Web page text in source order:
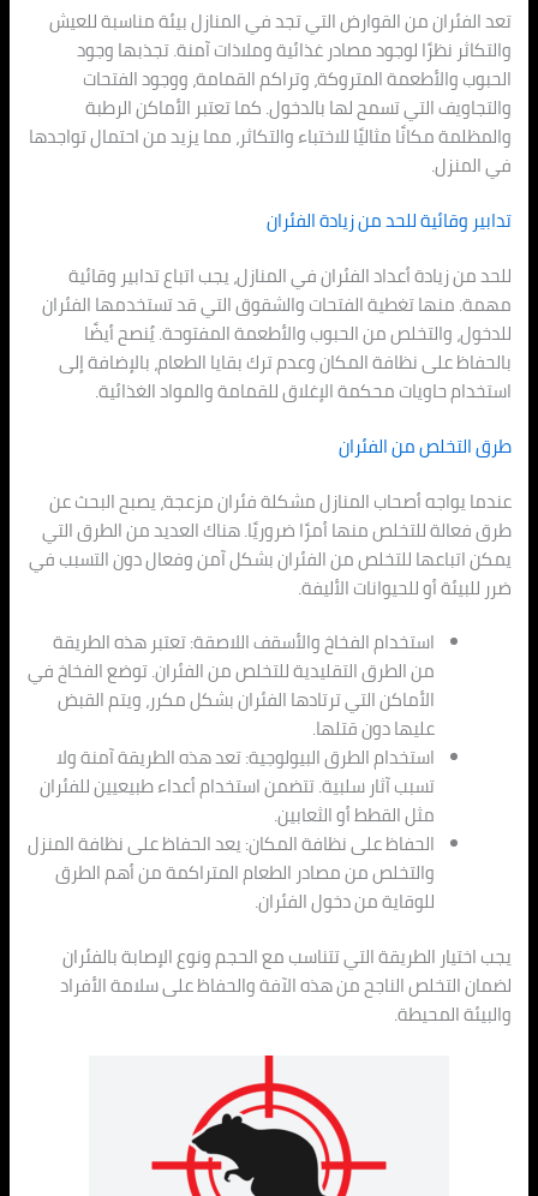
تعد الفئران من القوارض التي تجد في المنازل بيئة مناسبة للعيش
والتكاثر نظرًا لوجود مصادر غذائية وملاذات آمنة. تجذبها وجود
الحبوب والأطعمة المتروكة، وتراكم القمامة، ووجود الفتحات
والتجاويف التي تسمح لها بالدخول. كما تعتبر الأماكن الرطبة
والمظلمة مكانًا مثاليًا للاختباء والتكاثر، مما يزيد من احتمال تواجدها
في المنزل.
تدابير وقائية للحد من زيادة الفئران
للحد من زيادة أعداد الفئران في المنازل، يجب اتباع تدابير وقائية
مهمة. منها تغطية الفتحات والشقوق التي قد تستخدمها الفئران
للدخول، والتخلص من الحبوب والأطعمة المفتوحة. يُنصح أيضًا
بالحفاظ على نظافة المكان وعدم ترك بقايا الطعام، بالإضافة إلى
استخدام حاويات محكمة الإغلاق للقمامة والمواد الغذائية.
طرق التخلص من الفئران
عندما يواجه أصحاب المنازل مشكلة فئران مزعجة، يصبح البحث عن
طرق فعالة للتخلص منها أمرًا ضروريًا. هناك العديد من الطرق التي
يمكن اتباعها للتخلص من الفئران بشكل آمن وفعال دون التسبب في
ضرر للبيئة أو للحيوانات الأليفة.
استخدام الفخاخ والأسقف اللاصقة: تعتبر هذه الطريقة
من الطرق التقليدية للتخلص من الفئران. توضع الفخاخ في
الأماكن التي ترتادها الفئران بشكل مكرر، ويتم القبض
عليها دون قتلها.
استخدام الطرق البيولوجية: تعد هذه الطريقة آمنة ولا
تسبب آثار سلبية. تتضمن استخدام أعداء طبيعيين للفئران
مثل القطط أو الثعابين.
الحفاظ على نظافة المكان: يعد الحفاظ على نظافة المنزل
والتخلص من مصادر الطعام المتراكمة من أهم الطرق
للوقاية من دخول الفئران.
يجب اختيار الطريقة التي تتناسب مع الحجم ونوع الإصابة بالفئران
لضمان التخلص الناجح من هذه الآفة والحفاظ على سلامة الأفراد
والبيئة المحيطة.